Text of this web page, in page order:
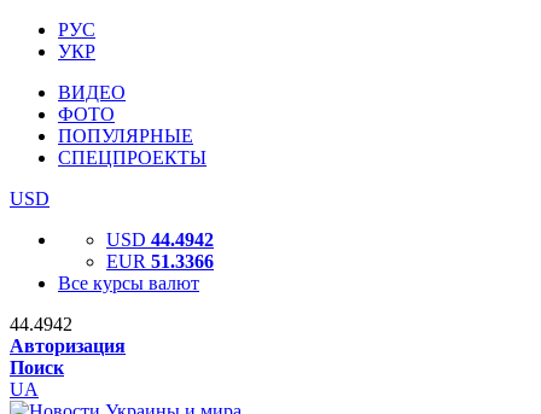
РУС
УКР
ВИДЕО
ФОТО
ПОПУЛЯРНЫЕ
СПЕЦПРОЕКТЫ
USD
USD 44.4942
EUR 51.3366
Все курсы валют
44.4942
Авторизация
Поиск
UA